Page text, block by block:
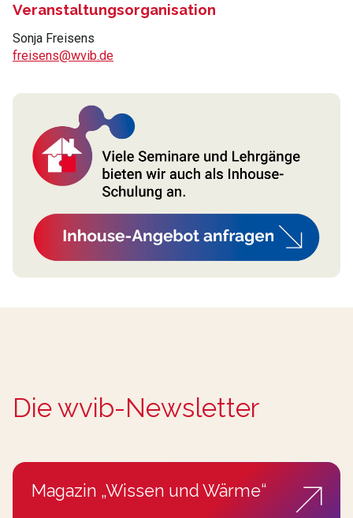
Veranstaltungsorganisation
Sonja Freisens
freisens@wvib.de
Die wvib-Newsletter
Magazin „Wissen und Wärme“